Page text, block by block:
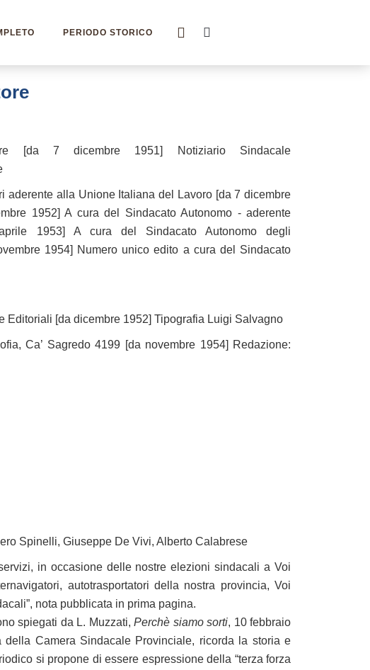
PERIODO STORICO
[da 7 dicembre 1951] Notiziario Sindacale
aderente alla Unione Italiana del Lavoro [da 7 dicembre
1952] A cura del Sindacato Autonomo - aderente
1953] A cura del Sindacato Autonomo degli
1954] Numero unico edito a cura del Sindacato
Editoriali [da dicembre 1952] Tipografia Luigi Salvagno
Ca’ Sagredo 4199 [da novembre 1954] Redazione:
Spinelli, Giuseppe De Vivi, Alberto Calabrese
in occasione delle nostre elezioni sindacali a Voi
autotrasportatori della nostra provincia, Voi
nota pubblicata in prima pagina.
spiegati da L. Muzzati, Perchè siamo sorti, 10 febbraio
della Camera Sindacale Provinciale, ricorda la storia e
si propone di essere espressione della “terza forza